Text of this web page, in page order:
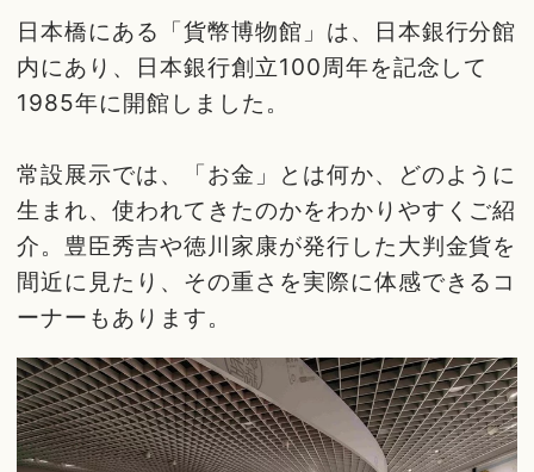
日本橋にある「貨幣博物館」は、日本銀行分館
内にあり、日本銀行創立100周年を記念して
1985年に開館しました。
常設展示では、「お金」とは何か、どのように
生まれ、使われてきたのかをわかりやすくご紹
介。豊臣秀吉や徳川家康が発行した大判金貨を
間近に見たり、その重さを実際に体感できるコ
ーナーもあります。